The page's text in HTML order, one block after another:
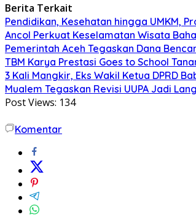
Berita Terkait
Pendidikan, Kesehatan hingga UMKM,
Ancol Perkuat Keselamatan Wisata
Pemerintah Aceh Tegaskan Dana
TBM Karya Prestasi Goes to School
3 Kali Mangkir, Eks Wakil Ketua DPRD
Mualem Tegaskan Revisi UUPA Jadi
Post Views: 134
Komentar